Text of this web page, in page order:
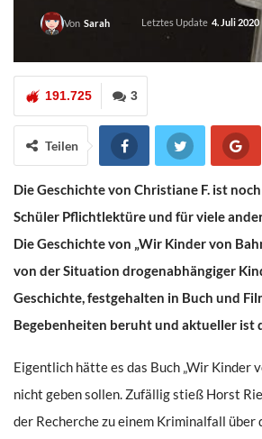
Von Sarah Letztes Update 4. Juli 2020
3
191.725
Teilen
Die Geschichte von Christiane F. ist
Schüler Pflichtlektüre und für viele
Die Geschichte von „Wir Kinder von
von der Situation drogenabhängiger
Geschichte, festgehalten in Buch und
Begebenheiten beruht und aktueller ist
Eigentlich hätte es das Buch „Wir Kinder
nicht geben sollen. Zufällig stieß Horst
der Recherche zu einem Kriminalfall über